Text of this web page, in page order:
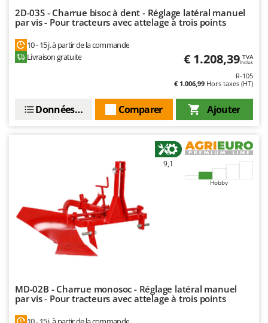
Santos
Sbaraglia
Schnitzer
Seven Italy
Simatech
Snapper
Solidur
Spice Electronics
Spiralmac
Spyro
2D-03S - Charrue bisoc à dent - Réglage latéral manuel
par vis - Pour tracteurs avec attelage à trois points
10 - 15 j. à partir de la commande
Livraison gratuite
€ 1.208,39 TVA
Inclus
R-105
€ 1.006,99 Hors taxes (HT)
Ajouter
Comparer
Données techniques
9,1
Hobby
MD-02B - Charrue monosoc - Réglage latéral manuel
par vis - Pour tracteurs avec attelage à trois points